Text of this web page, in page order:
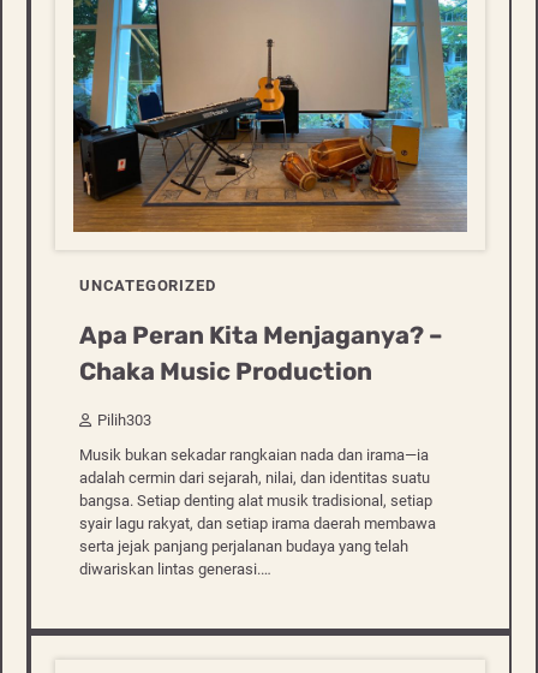
UNCATEGORIZED
Apa Peran Kita Menjaganya? –
Chaka Music Production
Pilih303
Musik bukan sekadar rangkaian nada dan irama—ia
adalah cermin dari sejarah, nilai, dan identitas suatu
bangsa. Setiap denting alat musik tradisional, setiap
syair lagu rakyat, dan setiap irama daerah membawa
serta jejak panjang perjalanan budaya yang telah
diwariskan lintas generasi.…